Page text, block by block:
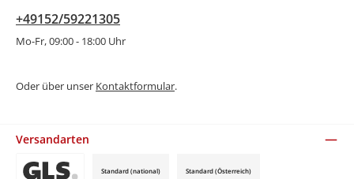
+49152/59221305
Mo-Fr, 09:00 - 18:00 Uhr
Oder über unser Kontaktformular.
Versandarten
Standard (national) Standard (Österreich)